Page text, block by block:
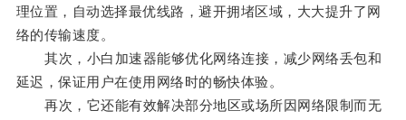
理位置，自动选择最优线路，避开拥堵区域，大大提升了网
络的传输速度。
其次，小白加速器能够优化网络连接，减少网络丢包和
延迟，保证用户在使用网络时的畅快体验。
再次，它还能有效解决部分地区或场所因网络限制而无